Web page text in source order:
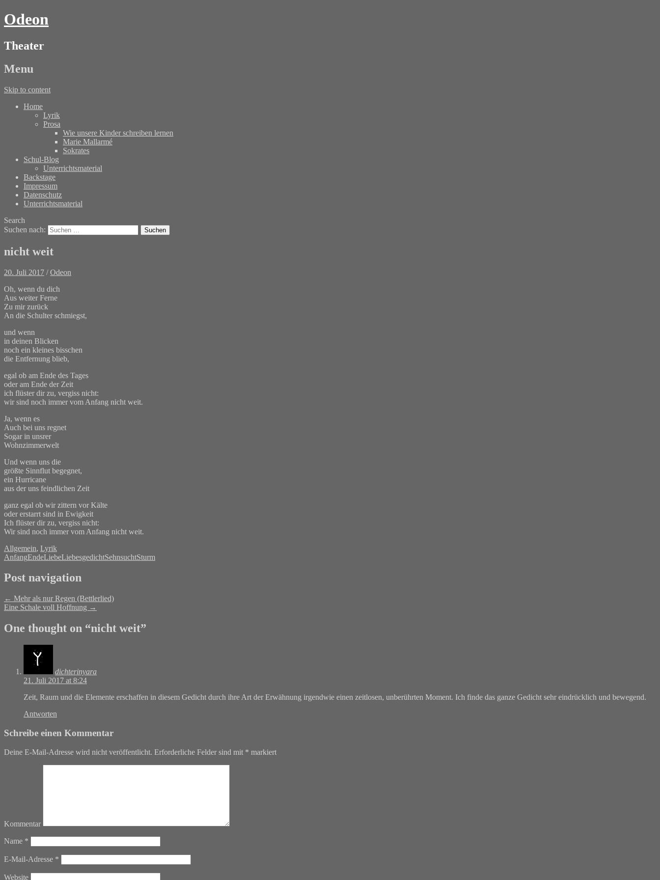
Odeon
Theater
Menu
Skip to content
Home
Lyrik
Prosa
Wie unsere Kinder schreiben lernen
Marie Mallarmé
Sokrates
Schul-Blog
Unterrichtsmaterial
Backstage
Impressum
Datenschutz
Unterrichtsmaterial
Search
Suchen nach:
nicht weit
20. Juli 2017 /Odeon
Oh, wenn du dich
Aus weiter Ferne
Zu mir zurück
An die Schulter schmiegst,
und wenn
in deinen Blicken
noch ein kleines bisschen
die Entfernung blieb,
egal ob am Ende des Tages
oder am Ende der Zeit
ich flüster dir zu, vergiss nicht:
wir sind noch immer vom Anfang nicht weit.
Ja, wenn es
Auch bei uns regnet
Sogar in unsrer
Wohnzimmerwelt
Und wenn uns die
größte Sinnflut begegnet,
ein Hurricane
aus der uns feindlichen Zeit
ganz egal ob wir zittern vor Kälte
oder erstarrt sind in Ewigkeit
Ich flüster dir zu, vergiss nicht:
Wir sind noch immer vom Anfang nicht weit.
Allgemein, Lyrik
AnfangEndeLiebeLiebesgedichtSehnsuchtSturm
Post navigation
← Mehr als nur Regen (Bettlerlied)
Eine Schale voll Hoffnung →
One thought on “nicht weit”
dichterinyara
21. Juli 2017 at 8:24
Zeit, Raum und die Elemente erschaffen in diesem Gedicht durch ihre Art der Erwähnung irgendwie einen zeitlosen, unberührten Moment. Ich finde das ganze Gedicht sehr eindrücklich und bewegend.
Antworten
Schreibe einen Kommentar
Deine E-Mail-Adresse wird nicht veröffentlicht. Erforderliche Felder sind mit * markiert
Kommentar
Name *
E-Mail-Adresse *
Website